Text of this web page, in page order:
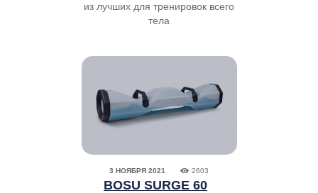
из лучших для тренировок всего
тела
3 НОЯБРЯ 2021 2603
BOSU SURGE 60